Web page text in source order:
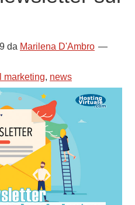
da Marilena D'Ambro
marketing, news